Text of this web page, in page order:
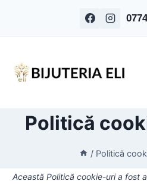
Politică
/ Politică
Această Politică cookie-uri a fost